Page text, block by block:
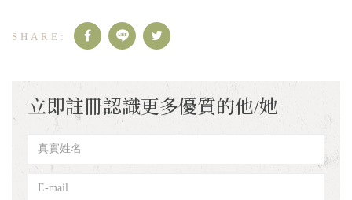
立即註冊認識更多優質的他/她
實
姓
名